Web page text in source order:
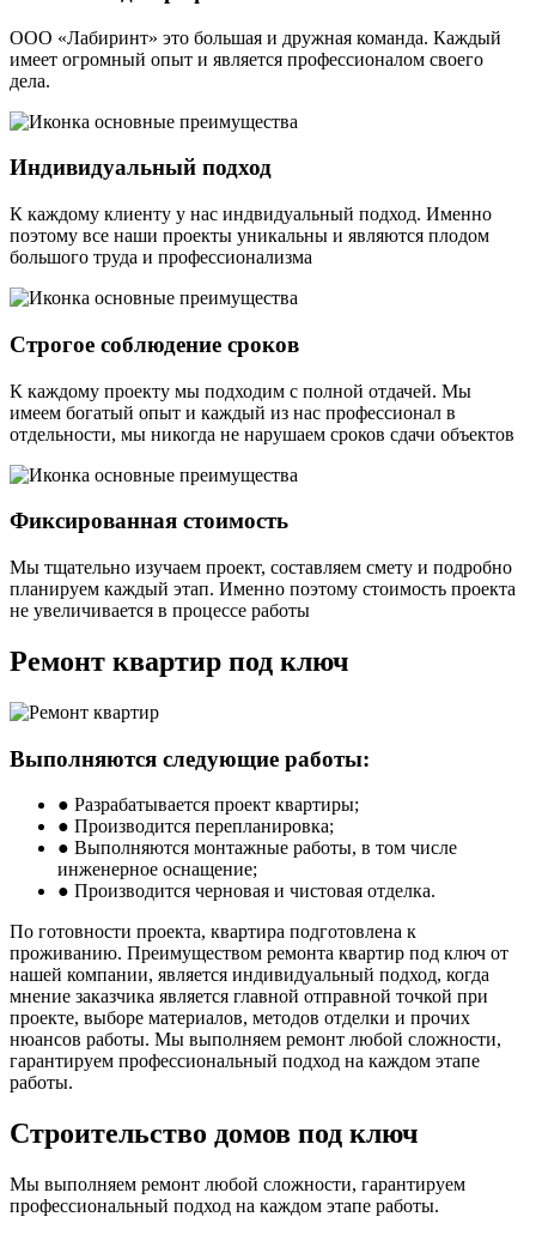
ООО «Лабиринт» это большая и дружная команда. Каждый
имеет огромный опыт и является профессионалом своего
дела.
Индивидуальный подход
К каждому клиенту у нас индвидуальный подход. Именно
поэтому все наши проекты уникальны и являются плодом
большого труда и профессионализма
Строгое соблюдение сроков
К каждому проекту мы подходим с полной отдачей. Мы
имеем богатый опыт и каждый из нас профессионал в
отдельности, мы никогда не нарушаем сроков сдачи объектов
Фиксированная стоимость
Мы тщательно изучаем проект, составляем смету и подробно
планируем каждый этап. Именно поэтому стоимость проекта
не увеличивается в процессе работы
Ремонт квартир под ключ
Выполняются следующие работы:
● Разрабатывается проект квартиры;
● Производится перепланировка;
● Выполняются монтажные работы, в том числе
инженерное оснащение;
● Производится черновая и чистовая отделка.
По готовности проекта, квартира подготовлена к
проживанию. Преимуществом ремонта квартир под ключ от
нашей компании, является индивидуальный подход, когда
мнение заказчика является главной отправной точкой при
проекте, выборе материалов, методов отделки и прочих
нюансов работы. Мы выполняем ремонт любой сложности,
гарантируем профессиональный подход на каждом этапе
работы.
Строительство домов под ключ
Мы выполняем ремонт любой сложности, гарантируем
профессиональный подход на каждом этапе работы.